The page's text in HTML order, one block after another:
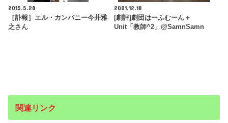
2015.5.28
［訃報］エル・カンパニー今井雅
之さん
2001.12.18
[劇評]劇団はーふむーん＋
Unit「教師^2」@SamnSamn
関連リンク